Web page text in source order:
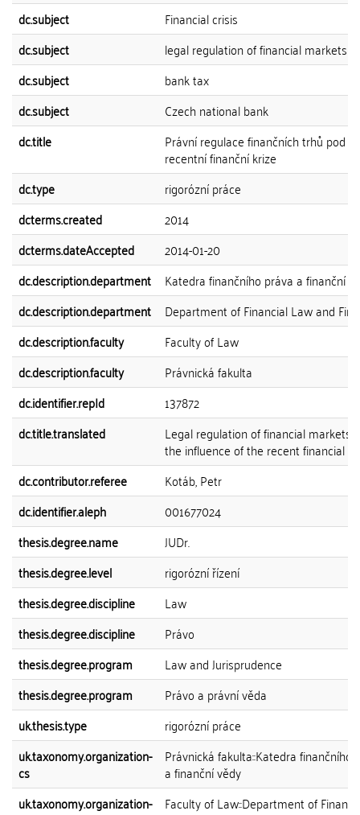
dc.subject
Financial crisis
dc.subject
legal regulation of financial markets
dc.subject
bank tax
dc.subject
Czech national bank
dc.title
Právní regulace finančních trhů pod
recentní finanční krize
dc.type
rigorózní práce
dcterms.created
2014
dcterms.dateAccepted
2014-01-20
dc.description.department
Katedra finančního práva a finanční
dc.description.department
Department of Financial Law and
dc.description.faculty
Faculty of Law
dc.description.faculty
Právnická fakulta
dc.identifier.repId
137872
dc.title.translated
Legal regulation of financial markets
the influence of the recent financial
dc.contributor.referee
Kotáb, Petr
dc.identifier.aleph
001677024
thesis.degree.name
JUDr.
thesis.degree.level
rigorózní řízení
thesis.degree.discipline
Law
thesis.degree.discipline
Právo
thesis.degree.program
Law and Jurisprudence
thesis.degree.program
Právo a právní věda
uk.thesis.type
rigorózní práce
uk.taxonomy.organization-
cs
Právnická fakulta::Katedra finančního
a finanční vědy
uk.taxonomy.organization-
Faculty of Law::Department of